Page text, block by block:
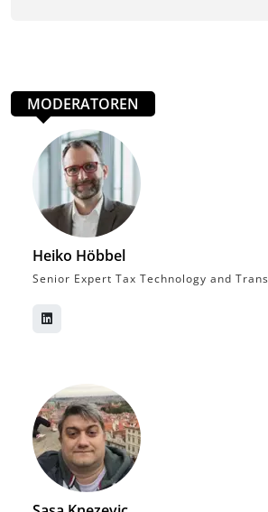
MODERATOREN
Heiko Höbbel
Senior Expert Tax Technology and